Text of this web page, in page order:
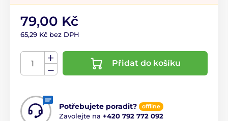
79,00 Kč
65,29 Kč bez DPH
Přidat do košíku
Potřebujete poradit? offline
Zavolejte na +420 792 772 092